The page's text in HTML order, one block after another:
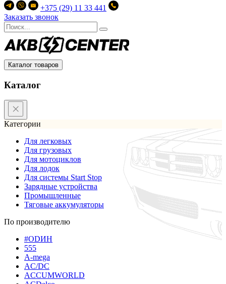
+375 (29) 11 33 441
Заказать звонок
Каталог товаров
Каталог
Категории
Для легковых
Для грузовых
Для мотоциклов
Для лодок
Для системы Start Stop
Зарядные устройства
Промышленные
Тяговые аккумуляторы
По производителю
#ODИН
555
A-mega
AC/DC
ACCUMWORLD